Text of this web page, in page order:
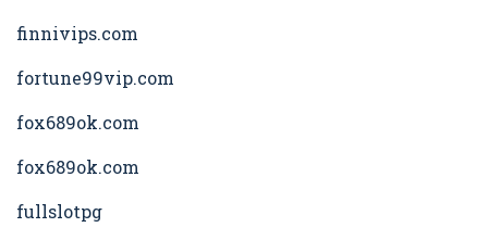
finnivips.com
fortune99vip.com
fox689ok.com
fox689ok.com
fullslotpg